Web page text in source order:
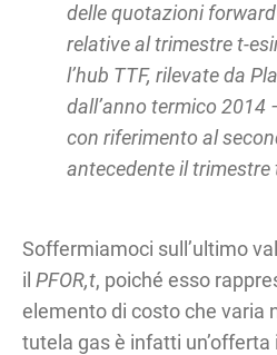
delle quotazioni
relative al trimestre t-
l’hub TTF, rilevate da
dall’anno termico 2014
con riferimento al
antecedente il trimestre
Soffermiamoci sull’ultimo
ilPFOR,t, poiché esso
elemento di costo che varia
tutela gas è infatti